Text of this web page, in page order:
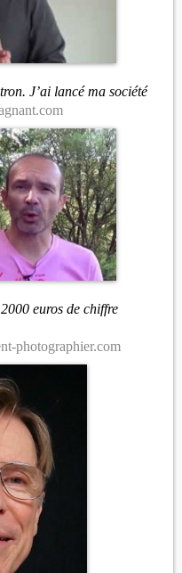
J’ai lancé ma société
euros de chiffre
photographier.com